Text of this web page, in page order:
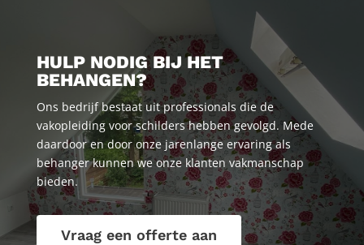
HULP NODIG BIJ HET
BEHANGEN?
Ons bedrijf bestaat uit professionals die de
vakopleiding voor schilders hebben gevolgd. Mede
daardoor en door onze jarenlange ervaring als
behanger kunnen we onze klanten vakmanschap
bieden.
Vraag een offerte aan